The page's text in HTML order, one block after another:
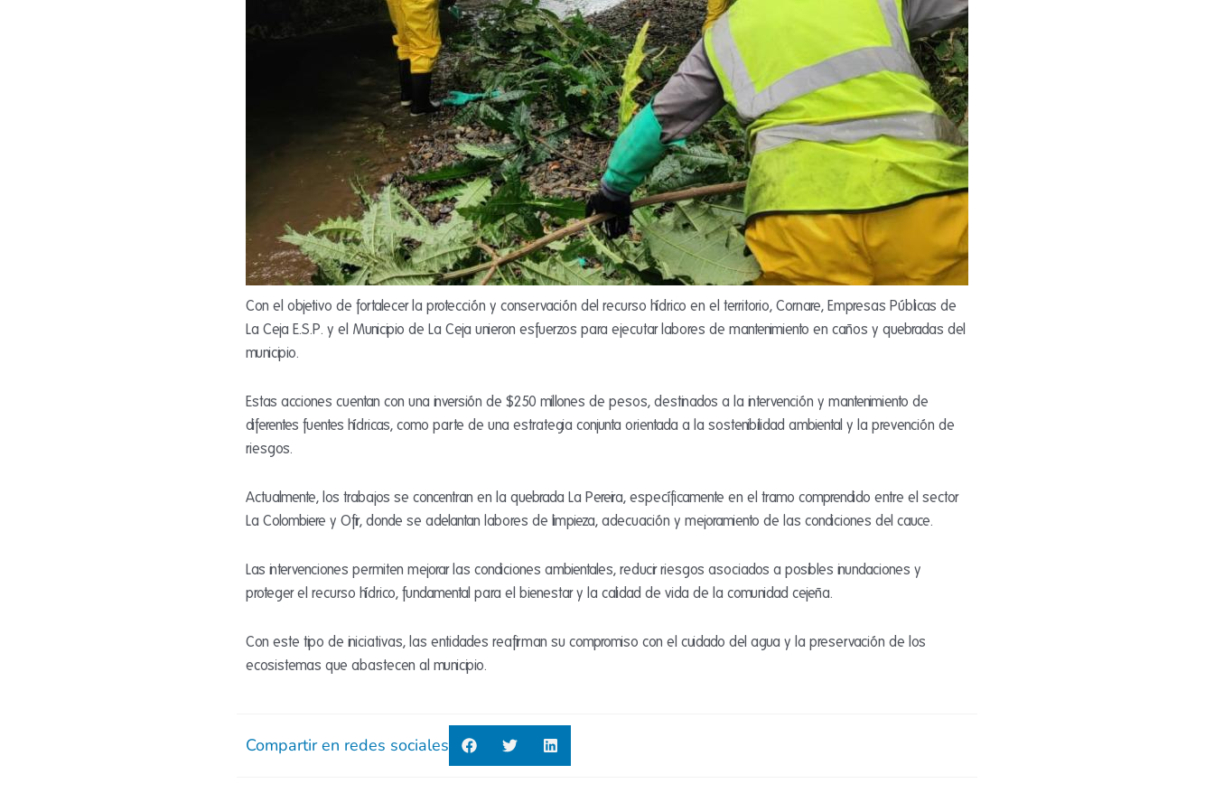
Con el objetivo de fortalecer la protección y conservación del recurso hídrico en el territorio, Cornare, Empresas Públicas de
La Ceja E.S.P. y el Municipio de La Ceja unieron esfuerzos para ejecutar labores de mantenimiento en caños y quebradas del
municipio.
Estas acciones cuentan con una inversión de $250 millones de pesos, destinados a la intervención y mantenimiento de
diferentes fuentes hídricas, como parte de una estrategia conjunta orientada a la sostenibilidad ambiental y la prevención de
riesgos.
Actualmente, los trabajos se concentran en la quebrada La Pereira, específicamente en el tramo comprendido entre el sector
La Colombiere y Ofir, donde se adelantan labores de limpieza, adecuación y mejoramiento de las condiciones del cauce.
Las intervenciones permiten mejorar las condiciones ambientales, reducir riesgos asociados a posibles inundaciones y
proteger el recurso hídrico, fundamental para el bienestar y la calidad de vida de la comunidad cejeña.
Con este tipo de iniciativas, las entidades reafirman su compromiso con el cuidado del agua y la preservación de los
ecosistemas que abastecen al municipio.
Compartir en redes sociales